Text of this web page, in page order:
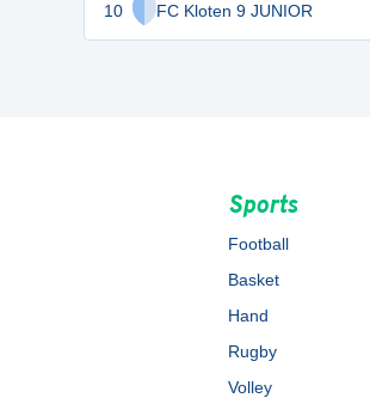
10 FC Kloten 9 JUNIOR
Sports
Football
Basket
Hand
Rugby
Volley